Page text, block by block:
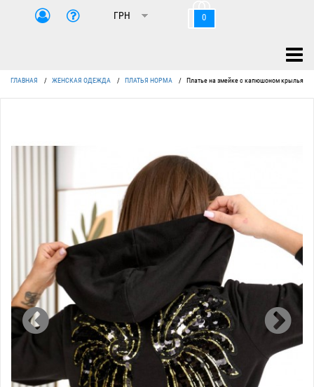
0
ГЛАВНАЯ / ЖЕНСКАЯ ОДЕЖДА / ПЛАТЬЯ НОРМА / Платье на змейке с капюшоном крылья